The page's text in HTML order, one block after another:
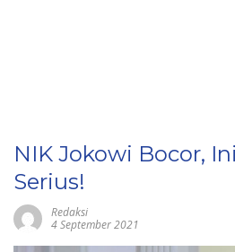
NIK Jokowi Bocor,
Serius!
Redaksi
4 September 2021